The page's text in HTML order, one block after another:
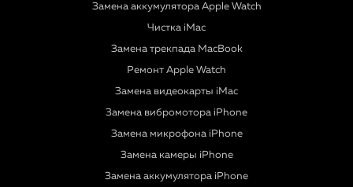
Замена аккумулятора Apple Watch
Чистка iMac
Замена трекпада MacBook
Ремонт Apple Watch
Замена видеокарты iMac
Замена вибромотора iPhone
Замена микрофона iPhone
Замена камеры iPhone
Замена аккумулятора iPhone